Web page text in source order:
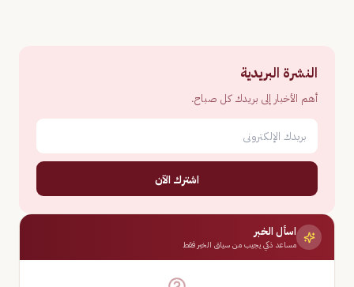
النشرة البريدية
أهم الأخبار إلى بريدك كل صباح.
اشترك الآن
اسأل الخبر
مساعد ذكي يجيب من سياق الخبر فقط